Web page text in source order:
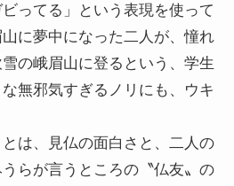
ってる」という表現を使って
に夢中になった二人が、憧れ
の峨眉山に登るという、学生
無邪気すぎるノリにも、ウキ
は、見仏の面白さと、二人の
らが言うところの〝仏友〟の